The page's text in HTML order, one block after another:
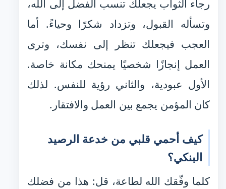
رجاء الثواب يجعلك تنسب الفضل إلى الله،
وتسأله القبول، وتزداد شكرًا وحياءً. أما
العجب فيجعلك تنظر إلى نفسك، وترى
العمل إنجازًا شخصيًا يمنحك مكانة خاصة.
الأول عبودية، والثاني رؤية للنفس. لذلك
كان المؤمن يجمع بين العمل والافتقار.
كيف أحمي قلبي من خدعة الرصيد
البنكي؟
كلما وفّقك الله لطاعة، قل: هذا من فضلك